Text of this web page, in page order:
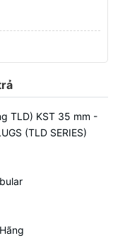
TLD) KST 35 mm -
(TLD SERIES)